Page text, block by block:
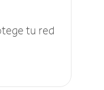
tu red